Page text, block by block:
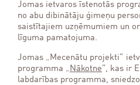
Jomas ietvaros īstenotās
no abu dibinātāju ģimeņu
saistītajiem uzņēmumiem un
līguma pamatojuma.
Jomas „Mecenātu projekti”
programma „Nākotne”, kas ir
labdarības programma,